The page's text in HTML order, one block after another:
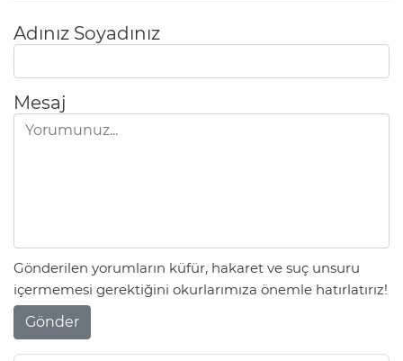
Adınız Soyadınız
Mesaj
Gönderilen yorumların küfür, hakaret ve suç unsuru
içermemesi gerektiğini okurlarımıza önemle hatırlatırız!
Gönder